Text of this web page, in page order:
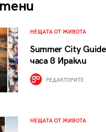
НЕЩАТА ОТ ЖИВОТА
Summer City
часа в Иракли
РЕДАКТОРИТЕ
НЕЩАТА ОТ ЖИВОТА